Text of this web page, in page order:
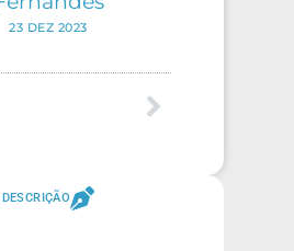
23 DEZ 2023
DESCRIÇÃO